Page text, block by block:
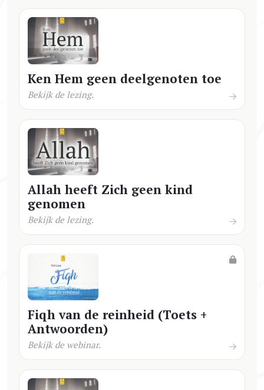
Ken Hem geen deelgenoten toe
Bekijk de lezing.
Allah heeft Zich geen kind
genomen
Bekijk de lezing.
Fiqh van de reinheid (Toets +
Antwoorden)
Bekijk de webinar.